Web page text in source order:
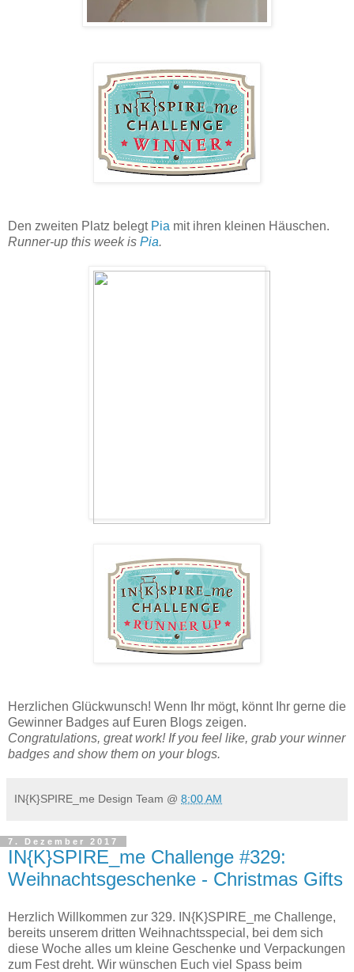
Den zweiten Platz belegt Pia mit ihren kleinen Häuschen.
Runner-up this week is Pia.
Herzlichen Glückwunsch! Wenn Ihr mögt, könnt Ihr gerne die
Gewinner Badges auf Euren Blogs zeigen.
Congratulations, great work! If you feel like, grab your winner
badges and show them on your blogs.
IN{K}SPIRE_me Design Team @ 8:00 AM
7. Dezember 2017
IN{K}SPIRE_me Challenge #329:
Weihnachtsgeschenke - Christmas Gifts
Herzlich Willkommen zur 329. IN{K}SPIRE_me Challenge,
bereits unserem dritten Weihnachtsspecial, bei dem sich
diese Woche alles um kleine Geschenke und Verpackungen
zum Fest dreht. Wir wünschen Euch viel Spass beim